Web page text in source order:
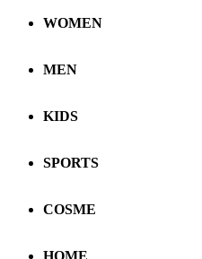
WOMEN
MEN
KIDS
SPORTS
COSME